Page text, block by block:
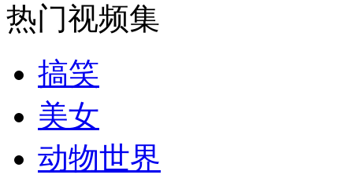
消防员救轻生者 花炮节热闹非凡
司机酒驾遇交警 急速倒车逃窜
热门视频集
搞笑
美女
动物世界